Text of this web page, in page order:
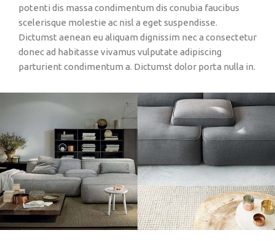
potenti dis massa condimentum dis conubia faucibus
scelerisque molestie ac nisl a eget suspendisse.
Dictumst aenean eu aliquam dignissim nec a consectetur
donec ad habitasse vivamus vulputate adipiscing
parturient condimentum a. Dictumst dolor porta nulla in.